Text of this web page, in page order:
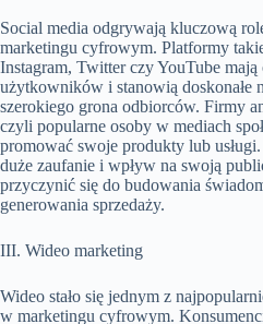
Social media odgrywają kluczową
marketingu cyfrowym. Platformy
Instagram, Twitter czy YouTube
użytkowników i stanowią doskonałe
szerokiego grona odbiorców. Firmy
czyli popularne osoby w mediach
promować swoje produkty lub
duże zaufanie i wpływ na swoją
przyczynić się do budowania
generowania sprzedaży.
III. Wideo marketing
Wideo stało się jednym z
w marketingu cyfrowym.